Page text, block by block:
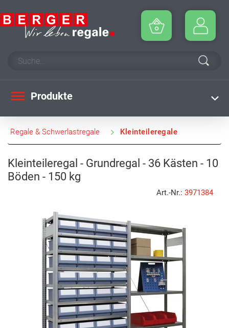
Produkte
Regale & Schwerlastregale Kleinteileregale
Kleinteileregal - Grundregal - 36 Kästen - 10
Böden - 150 kg
Art.-Nr.: 3971384